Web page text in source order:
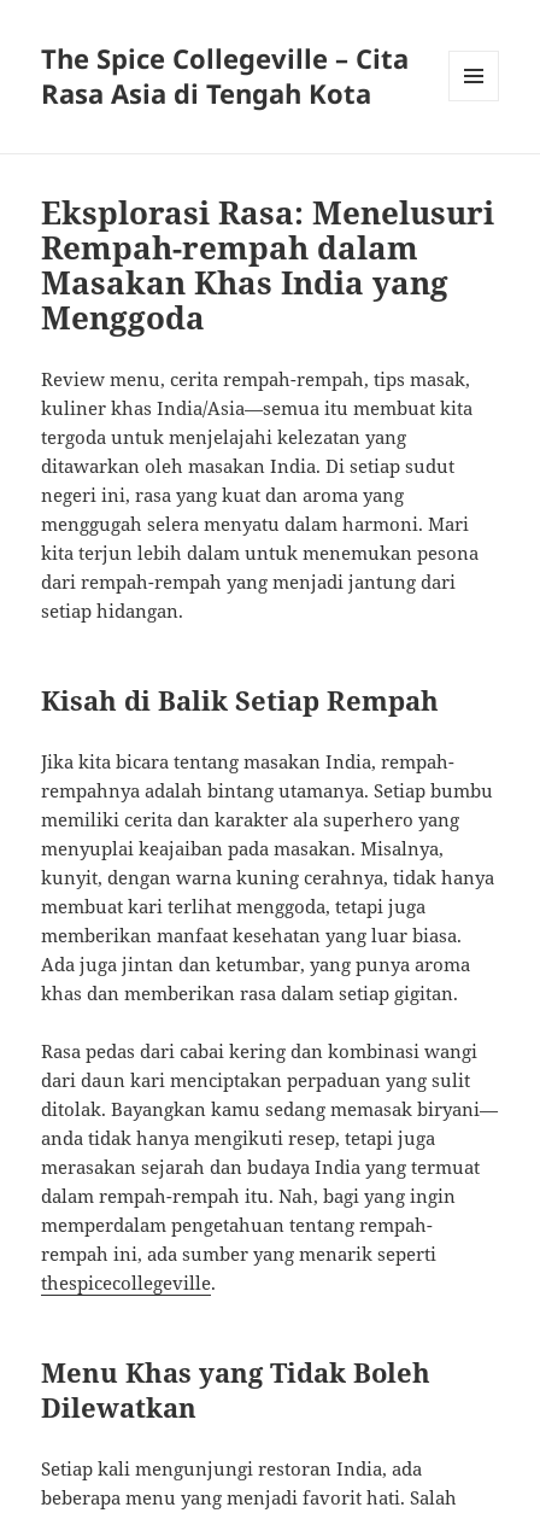
The Spice Collegeville – Cita
Rasa Asia di Tengah Kota
Eksplorasi Rasa: Menelusuri
Rempah-rempah dalam
Masakan Khas India yang
Menggoda
Review menu, cerita rempah-rempah, tips masak,
kuliner khas India/Asia—semua itu membuat kita
tergoda untuk menjelajahi kelezatan yang
ditawarkan oleh masakan India. Di setiap sudut
negeri ini, rasa yang kuat dan aroma yang
menggugah selera menyatu dalam harmoni. Mari
kita terjun lebih dalam untuk menemukan pesona
dari rempah-rempah yang menjadi jantung dari
setiap hidangan.
Kisah di Balik Setiap Rempah
Jika kita bicara tentang masakan India, rempah-
rempahnya adalah bintang utamanya. Setiap bumbu
memiliki cerita dan karakter ala superhero yang
menyuplai keajaiban pada masakan. Misalnya,
kunyit, dengan warna kuning cerahnya, tidak hanya
membuat kari terlihat menggoda, tetapi juga
memberikan manfaat kesehatan yang luar biasa.
Ada juga jintan dan ketumbar, yang punya aroma
khas dan memberikan rasa dalam setiap gigitan.
Rasa pedas dari cabai kering dan kombinasi wangi
dari daun kari menciptakan perpaduan yang sulit
ditolak. Bayangkan kamu sedang memasak biryani—
anda tidak hanya mengikuti resep, tetapi juga
merasakan sejarah dan budaya India yang termuat
dalam rempah-rempah itu. Nah, bagi yang ingin
memperdalam pengetahuan tentang rempah-
rempah ini, ada sumber yang menarik seperti
thespicecollegeville.
Menu Khas yang Tidak Boleh
Dilewatkan
Setiap kali mengunjungi restoran India, ada
beberapa menu yang menjadi favorit hati. Salah